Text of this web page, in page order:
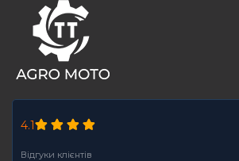
4.1
Відгуки клієнтів